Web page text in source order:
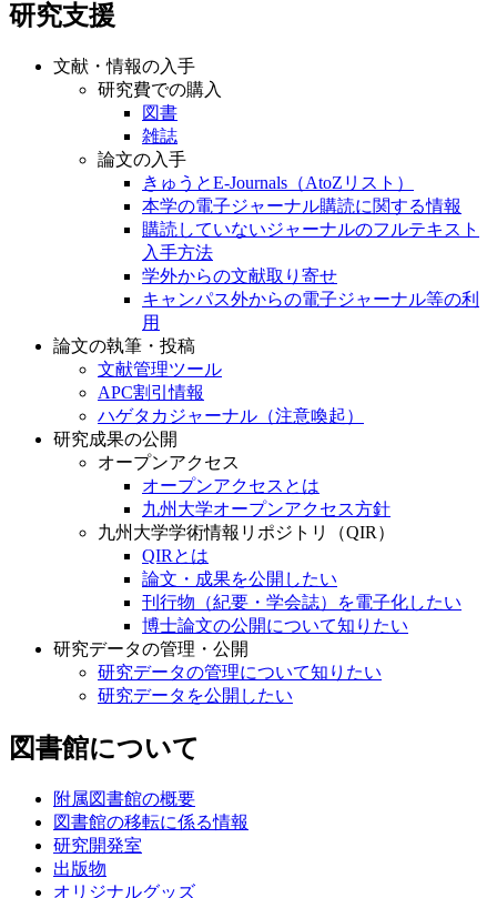
研究支援
文献・情報の入手
研究費での購入
図書
雑誌
論文の入手
きゅうとE-Journals（AtoZリスト）
本学の電子ジャーナル購読に関する情報
購読していないジャーナルのフルテキスト
入手方法
学外からの文献取り寄せ
キャンパス外からの電子ジャーナル等の利
用
論文の執筆・投稿
文献管理ツール
APC割引情報
ハゲタカジャーナル（注意喚起）
研究成果の公開
オープンアクセス
オープンアクセスとは
九州大学オープンアクセス方針
九州大学学術情報リポジトリ（QIR）
QIRとは
論文・成果を公開したい
刊行物（紀要・学会誌）を電子化したい
博士論文の公開について知りたい
研究データの管理・公開
研究データの管理について知りたい
研究データを公開したい
図書館について
附属図書館の概要
図書館の移転に係る情報
研究開発室
出版物
オリジナルグッズ